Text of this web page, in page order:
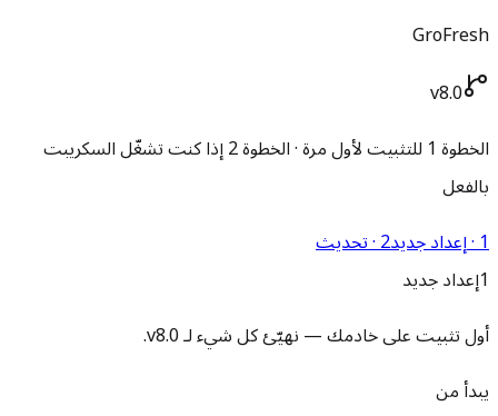
GroFresh
v8.0
الخطوة 1 للتثبيت لأول مرة · الخطوة 2 إذا كنت تشغّل السكريبت
بالفعل
1 · إعداد جديد
2 · تحديث
1إعداد جديد
أول تثبيت على خادمك — نهيّئ كل شيء لـ v8.0.
يبدأ من